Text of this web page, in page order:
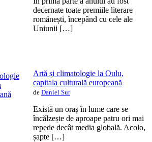
decernate toate premiile literare
românești, începând cu cele ale
Uniunii […]
Artă și climatologie la Oulu,
capitala culturală europeană
de Daniel Sur
Există un oraș în lume care se
încălzește de aproape patru ori mai
repede decât media globală. Acolo,
șapte […]